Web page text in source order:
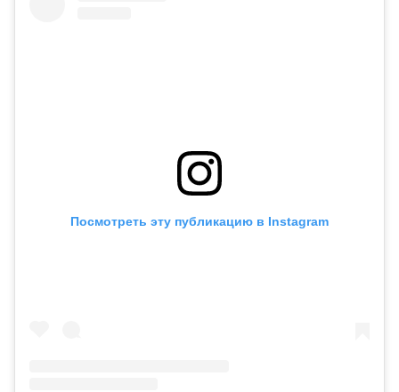
Посмотреть эту публикацию в Instagram